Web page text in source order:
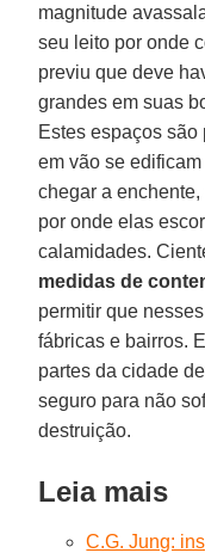
magnitude
seu leito por onde
previu que deve
grandes em suas
Estes espaços
em vão se
chegar a
por onde elas
calamidades.
medidas de
permitir que
fábricas e bairros.
partes da cidade
seguro para não
destruição.
Leia mais
C.G. Jung: